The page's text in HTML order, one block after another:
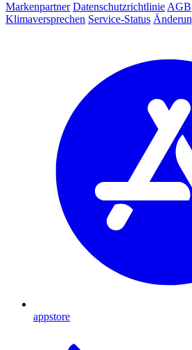
Markenpartner Datenschutzrichtlinie AGB
Klimaversprechen Service-Status
appstore